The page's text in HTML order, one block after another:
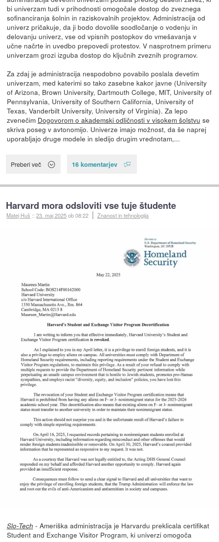
bi univerzam tudi v prihodnosti omogočale dostop do zveznega
sofinanciranja šolnin in raziskovalnih projektov. Administracija od
univerz pričakuje, da ji bodo dovolile soodločanje o vodenju in
delovanju univerz, vse od vpisnih postopkov do vmešavanja v
učne načrte in uvedbo prepovedi protestov. V nasprotnem primeru
univerzam grozi izguba dostop do ključnih zveznih programov.
Za zdaj je administracija nespodobno povabilo poslala devetim
univerzam, med katerimi so tako zasebne kakor javne (University
of Arizona, Brown University, Dartmouth College, MIT, University of
Pennsylvania, University of Southern California, University of
Texas, Vanderbilt University, University of Virginia). Za lepo
zvenečim Dogovorom o akademski odličnosti v visokem šolstvu se
skriva poseg v avtonomijo. Univerze imajo možnost, da še naprej
uporabljajo druge modele in sledijo drugim vrednotam,...
Preberi več 16 komentarjev
Harvard mora odsloviti vse tuje študente
Matej Huš ::23. maj 2025ob 08:22 Znanost in tehnologija
Slo-Tech - Ameriška administracija je Harvardu preklicala certifikat
Student and Exchange Visitor Program, ki univerzi omogoča